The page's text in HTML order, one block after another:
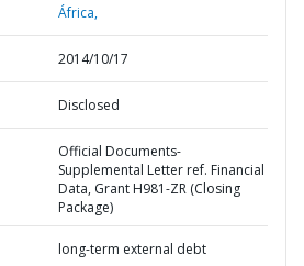
África,
2014/10/17
Disclosed
Official Documents-
Supplemental Letter ref. Financial
Data, Grant H981-ZR (Closing
Package)
long-term external debt